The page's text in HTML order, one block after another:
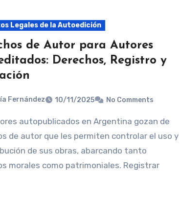
Legales de la Autoedición
de Autor para Autores
Derechos, Registro y
Fernández 10/11/2025 No Comments
de autor que les permiten controlar el uso y
de sus obras, abarcando tanto
morales como patrimoniales. Registrar